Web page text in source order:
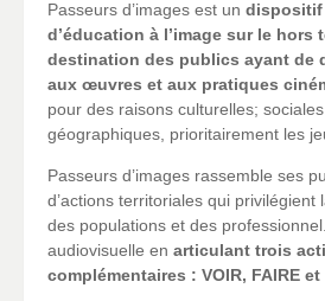
Passeurs d’images est un dispositif
d’éducation à l’image sur le hors
destination des publics ayant de
aux œuvres et aux pratiques
pour des raisons culturelles;
géographiques, prioritairement les
Passeurs d’images rassemble ses
d’actions territoriales qui privilégient
des populations et des
audiovisuelle en articulant trois
complémentaires : VOIR, FAIRE et